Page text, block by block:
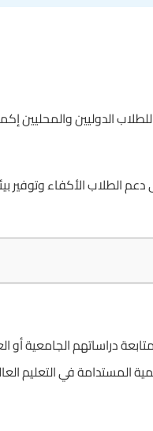
الدوليين والمحليين
الطلاب الأكفاء وتوفير
دراساتهم الجامعية أو
المستدامة في التعليم